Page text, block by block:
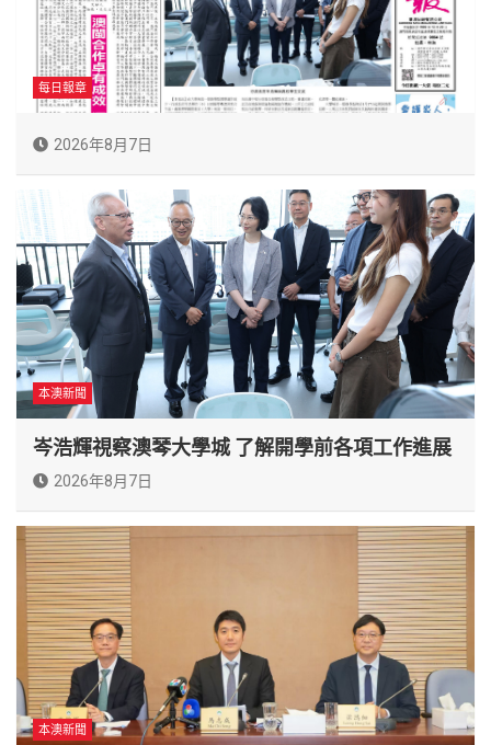
每日報章
2026年8月7日
本澳新聞
岑浩輝視察澳琴大學城 了解開學前各項工作進展
2026年8月7日
本澳新聞